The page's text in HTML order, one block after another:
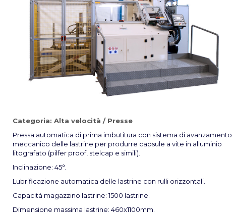
Categoria: Alta velocità / Presse
Pressa automatica di prima imbutitura con sistema di avanzamento
meccanico delle lastrine per produrre capsule a vite in alluminio
litografato (pilfer proof, stelcap e simili).
Inclinazione: 45°.
Lubrificazione automatica delle lastrine con rulli orizzontali.
Capacità magazzino lastrine: 1500 lastrine.
Dimensione massima lastrine: 460x1100mm.